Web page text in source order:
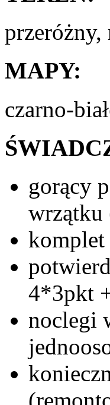
przeróżny,
MAPY:
czarno-
gorący
wrzątku
komplet
4*3pkt
noclegi